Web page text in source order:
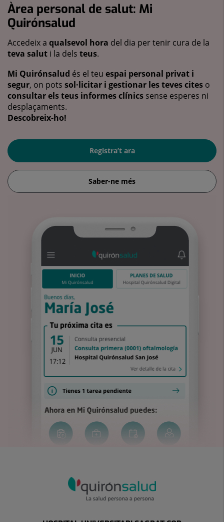
Àrea personal de salut: Mi
Quirónsalud
Accedeix a qualsevol hora del dia per tenir cura de la
teva salut i la dels teus.
Mi Quirónsalud és el teu espai personal privat i
segur, on pots sol·licitar i gestionar les teves cites o
consultar els teus informes clínics sense esperes ni
desplaçaments.
Descobreix-ho!
Registra’t ara
Saber-ne més